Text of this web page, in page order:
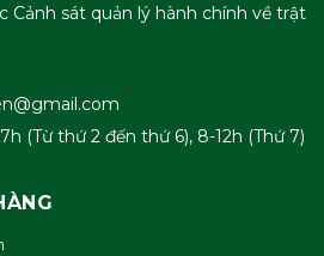
Cảnh sát quản lý hành chính về trật
(Từ thứ 2 đến thứ 6), 8-12h (Thứ 7)